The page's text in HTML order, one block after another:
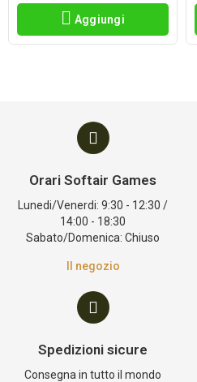
Aggiungi
Orari Softair Games
Lunedi/Venerdi: 9:30 - 12:30 /
14:00 - 18:30
Sabato/Domenica: Chiuso
Il negozio
Spedizioni sicure
Consegna in tutto il mondo